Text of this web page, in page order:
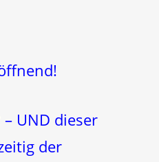
UND dieser
der